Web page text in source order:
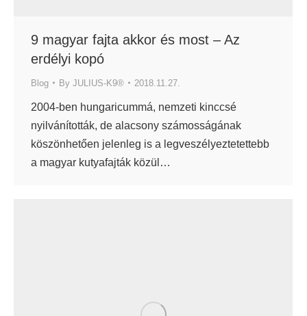
9 magyar fajta akkor és most – Az
erdélyi kopó
Blog By JULIUS-K9® 2018.11.27.
2004-ben hungaricummá, nemzeti kinccsé
nyilvánították, de alacsony számosságának
köszönhetően jelenleg is a legveszélyeztetettebb
a magyar kutyafajták közül…